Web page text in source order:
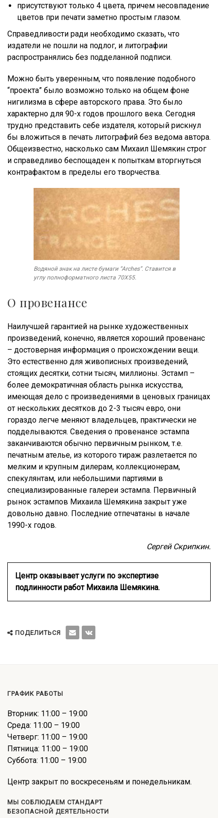
присутствуют только 4 цвета, причем несовпадение
цветов при печати заметно простым глазом.
Справедливости ради необходимо сказать, что
издатели не пошли на подлог, и литографии
распространялись без подделанной подписи.
Можно быть уверенным, что появление подобного
“проекта” было возможно только на общем фоне
нигилизма в сфере авторского права. Это было
характерно для 90-х годов прошлого века. Сегодня
трудно представить себе издателя, который рискнул
бы вложиться в печать литографий без ведома автора.
Общеизвестно, насколько сам Михаил Шемякин строг
и справедливо беспощаден к попыткам вторгнуться
контрафактом в пределы его творчества.
Водяной знак на листе бумаги “Arches”. Ставится в
углу полноформатного листа 70Х55.
О провенансе
Наилучшей гарантией на рынке художественных
произведений, конечно, является хороший провенанс
– достоверная информация о происхождении вещи.
Это естественно для живописных произведений,
стоящих десятки, сотни тысяч, миллионы. Эстамп –
более демократичная область рынка искусства,
имеющая дело с произведениями в ценовых границах
от нескольких десятков до 2-3 тысяч евро, они
гораздо легче меняют владельцев, практически не
подделываются. Сведения о провенансе эстампа
заканчиваются обычно первичным рынком, т.е.
печатным ателье, из которого тираж разлетается по
мелким и крупным дилерам, коллекционерам,
спекулянтам, или небольшими партиями в
специализированные галереи эстампа. Первичный
рынок эстампов Михаила Шемякина закрыт уже
довольно давно. Последние отпечатаны в начале
1990-х годов.
Сергей Скрипкин.
Центр оказывает услуги по экспертизе
подлинности работ Михаила Шемякина.
ПОДЕЛИТЬСЯ
ГРАФИК РАБОТЫ
Вторник: 11:00 – 19:00
Среда: 11:00 – 19:00
Четверг: 11:00 – 19:00
Пятница: 11:00 – 19:00
Суббота: 11:00 – 19:00
Центр закрыт по воскресеньям и понедельникам.
МЫ СОБЛЮДАЕМ СТАНДАРТ
БЕЗОПАСНОЙ ДЕЯТЕЛЬНОСТИ